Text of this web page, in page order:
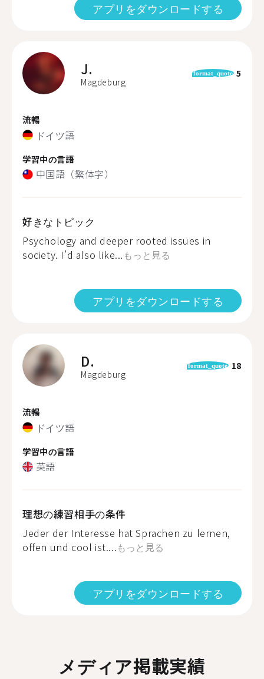
アプリをダウンロードする
J.
Magdeburg
format_quote 5
流暢
ドイツ語
学習中の言語
中国語（繁体字）
好きなトピック
Psychology and deeper rooted issues in
society. I’d also like... もっと見る
アプリをダウンロードする
D.
Magdeburg
format_quote 18
流暢
ドイツ語
学習中の言語
英語
理想の練習相手の条件
Jeder der Interesse hat Sprachen zu lernen,
offen und cool ist....もっと見る
アプリをダウンロードする
メディア掲載実績